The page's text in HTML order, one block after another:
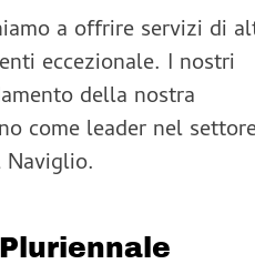
a offrire servizi di
eccezionale. I nostri
della nostra
come leader nel